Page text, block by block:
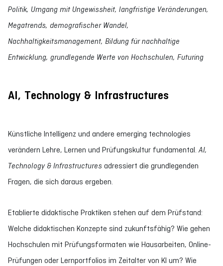
Politik, Umgang mit Ungewissheit, langfristige Veränderungen,
Megatrends, demografischer Wandel,
Nachhaltigkeitsmanagement, Bildung für nachhaltige
Entwicklung, grundlegende Werte von Hochschulen, Futuring
AI, Technology & Infrastructures
Künstliche Intelligenz und andere emerging technologies
verändern Lehre, Lernen und Prüfungskultur fundamental. AI,
Technology & Infrastructures adressiert die grundlegenden
Fragen, die sich daraus ergeben.
Etablierte didaktische Praktiken stehen auf dem Prüfstand:
Welche didaktischen Konzepte sind zukunftsfähig? Wie gehen
Hochschulen mit Prüfungsformaten wie Hausarbeiten, Online-
Prüfungen oder Lernportfolios im Zeitalter von KI um? Wie